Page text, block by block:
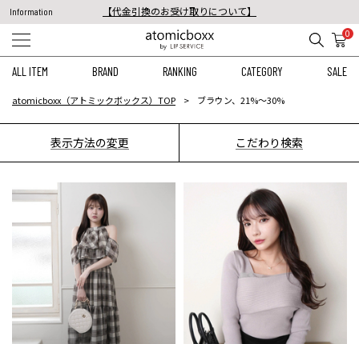
Information
【代金引換のお受け取りについて】
税込11,000円以上のご注文で送料無料！
0
ALL ITEM BRAND RANKING CATEGORY SALE
atomicboxx（アトミックボックス）TOP ブラウン、21%〜30%
表示方法の変更 こだわり検索